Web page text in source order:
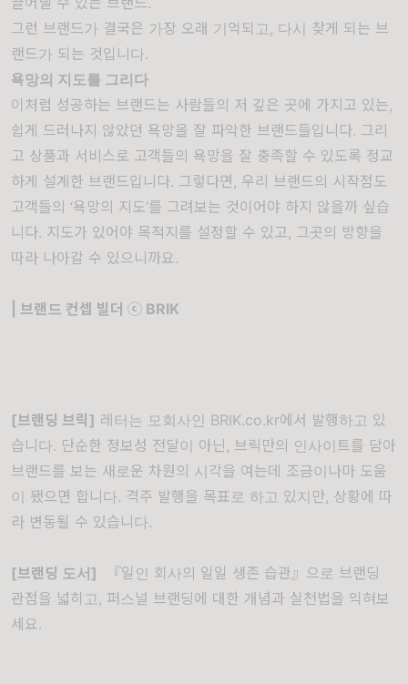
그런 브랜드가 결국은 가장 오래 기억되고, 다시 찾게 되는 브
랜드가 되는 것입니다.
욕망의 지도를 그리다
이처럼 성공하는 브랜드는 사람들의 저 깊은 곳에 가지고 있는,
쉽게 드러나지 않았던 욕망을 잘 파악한 브랜드들입니다. 그리
고 상품과 서비스로 고객들의 욕망을 잘 충족할 수 있도록 정교
하게 설계한 브랜드입니다. 그렇다면, 우리 브랜드의 시작점도
고객들의 ‘욕망의 지도’를 그려보는 것이어야 하지 않을까 싶습
니다. 지도가 있어야 목적지를 설정할 수 있고, 그곳의 방향을
따라 나아갈 수 있으니까요.
| 브랜드 컨셉 빌더 ⓒ BRIK
[브랜딩 브릭] 레터는 모회사인 BRIK.co.kr에서 발행하고 있
습니다. 단순한 정보성 전달이 아닌, 브릭만의 인사이트를 담아
브랜드를 보는 새로운 차원의 시각을 여는데 조금이나마 도움
이 됐으면 합니다. 격주 발행을 목표로 하고 있지만, 상황에 따
라 변동될 수 있습니다.
[브랜딩 도서] 『일인 회사의 일일 생존 습관』으로 브랜딩
관점을 넓히고, 퍼스널 브랜딩에 대한 개념과 실천법을 익혀보
세요.